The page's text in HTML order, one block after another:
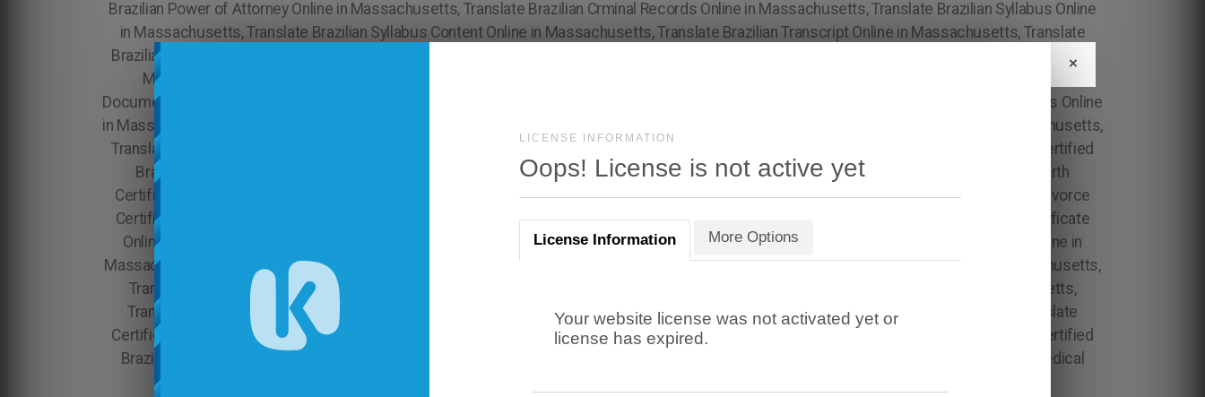
LICENSE INFORMATION
Oops! License is not active yet
×
License Information More Options
Your website license was not activated yet or
license has expired.